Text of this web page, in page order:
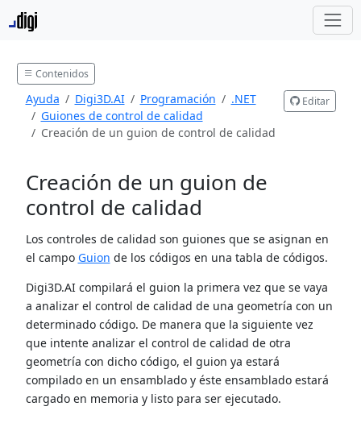
Contenidos
Ayuda Digi3D.AI Programación
.NET
Guiones de control de calidad
Creación de un guion de control de calidad
Editar
Creación de un guion de
control de calidad
Los controles de calidad son guiones que se asignan en
el campo Guion de los códigos en una tabla de códigos.
Digi3D.AI compilará el guion la primera vez que se vaya
a analizar el control de calidad de una geometría con un
determinado código. De manera que la siguiente vez
que intente analizar el control de calidad de otra
geometría con dicho código, el guion ya estará
compilado en un ensamblado y éste ensamblado estará
cargado en memoria y listo para ser ejecutado.